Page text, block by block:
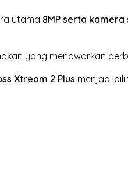
utama 8MP serta kamera
yang menawarkan
Xtream 2 Plus menjadi